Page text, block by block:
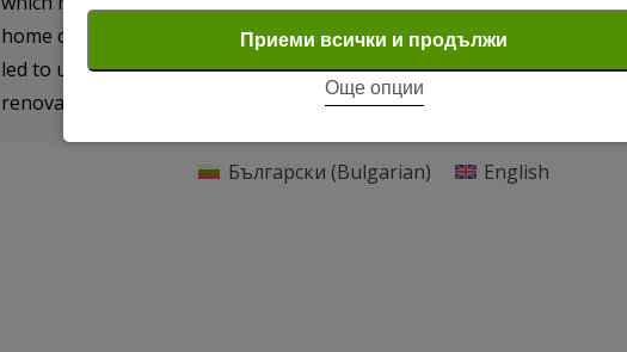
home comfort and coziness and
led to undertaking more
renovations and interior changes.
Задължителните "бисквитки" осигуряват основните функции на
уебсайта, като например навигацията на страниците и достъпа до
защитени зони. Без тези бисквитки уебсайтът не може да
Приеми всички и продължи
Още опции
Български (Bulgarian) English